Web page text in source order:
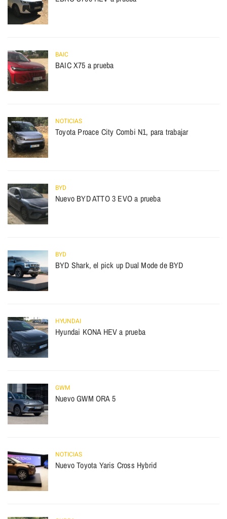
BAIC
BAIC X75 a prueba
NOTICIAS
Toyota Proace City Combi N1, para trabajar
BYD
Nuevo BYD ATTO 3 EVO a prueba
BYD
BYD Shark, el pick up Dual Mode de BYD
HYUNDAI
Hyundai KONA HEV a prueba
GWM
Nuevo GWM ORA 5
NOTICIAS
Nuevo Toyota Yaris Cross Hybrid